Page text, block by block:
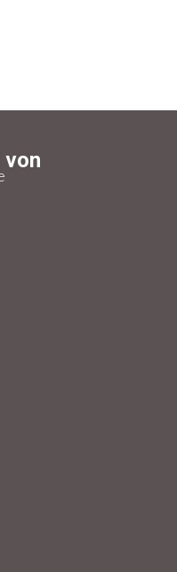
von